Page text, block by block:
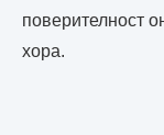
поверителност
хора.